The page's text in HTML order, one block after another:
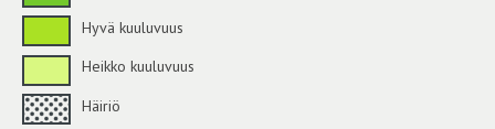
Hyvä kuuluvuus
Heikko kuuluvuus
Häiriö